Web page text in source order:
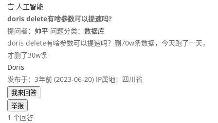
言 人工智能
doris delete有啥参数可以提速吗?
提问者： 帅平 问题分类： 数据库
doris delete有啥参数可以提速吗？删70w条数据，今天跑了一天，
才删了30w条
Doris
发布于：3年前 (2023-06-20) IP属地：四川省
我来回答
举报
1 个回答